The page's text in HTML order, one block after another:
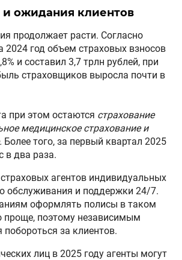
и ожидания клиентов
продолжает расти. Согласно
2024 год объем страховых взносов
и составил 3,7 трлн рублей, при
страховщиков выросла почти в
при этом остаются страхование
медицинское страхование и
Более того, за первый квартал 2025
в два раза.
агентов индивидуальных
обслуживания и поддержки 24/7.
оформлять полисы в таком
проще, поэтому независимым
побороться за клиентов.
лиц в 2025 году агенты могут